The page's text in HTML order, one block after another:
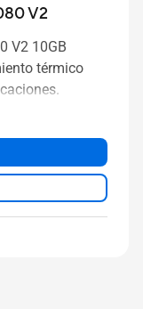
V2
V2 10GB
térmico